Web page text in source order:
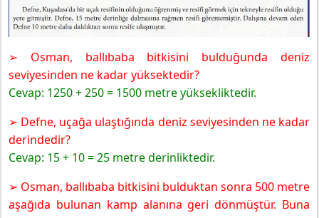
➢ Osman, ballıbaba bitkisini bulduğunda deniz
seviyesinden ne kadar yüksektedir?
Cevap: 1250 + 250 = 1500 metre yüksekliktedir.
➢ Defne, uçağa ulaştığında deniz seviyesinden ne kadar
derindedir?
Cevap: 15 + 10 = 25 metre derinliktedir.
➢ Osman, ballıbaba bitkisini bulduktan sonra 500 metre
aşağıda bulunan kamp alanına geri dönmüştür. Buna